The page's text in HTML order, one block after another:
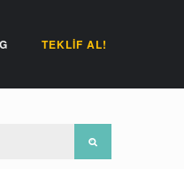
TEKLİF AL!